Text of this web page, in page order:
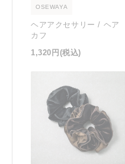
OSEWAYA
ヘアアクセサリー / ヘア
カフ
1,320円 (税込)